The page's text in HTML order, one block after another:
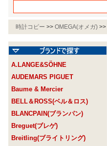
時計コピー >> OMEGA(オメガ) >>
A.LANGE&SÖHNE
AUDEMARS PIGUET
Baume & Mercier
BELL＆ROSS(ベル＆ロス)
BLANCPAIN(ブランパン)
Breguet(ブレゲ)
Breitling(ブライトリング)